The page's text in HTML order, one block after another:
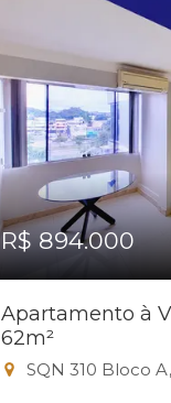
R$ 894.000
Apartamento à
62m²
SQN 310 Bloco